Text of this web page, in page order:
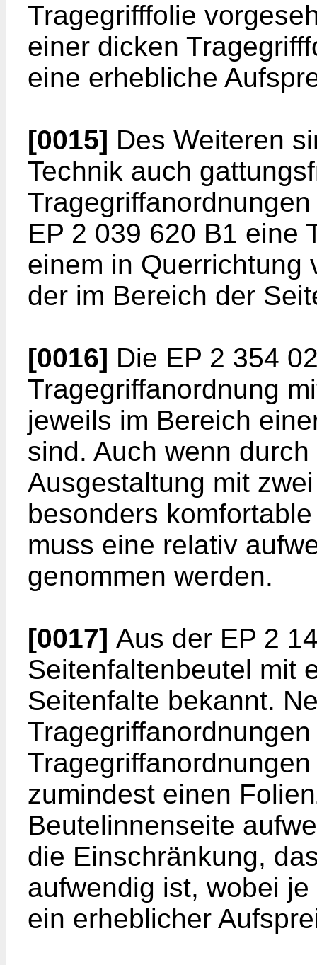
Tragegrifffolie
einer dicken
eine erhebliche
[0015] Des Weiteren
Technik auch
EP 2 039 620 B1 eine
einem in Querrichtung
der im Bereich der
[0016] Die EP 2 354
Tragegriffanordnung
jeweils im Bereich
sind. Auch wenn
Ausgestaltung mit
besonders
muss eine relativ
genommen werden.
[0017] Aus der EP 2
Seitenfaltenbeutel mit
Seitenfalte bekannt.
zumindest einen
Beutelinnenseite
die Einschränkung,
aufwendig ist, wobei
ein erheblicher